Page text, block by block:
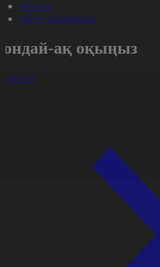
#Әлем
#Күн жаңалығы
ақ оқыңыз